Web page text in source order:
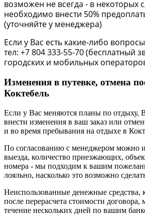
возможен не всегда - в некоторых
необходимо внести 50%
(уточняйте у менеджера)
Если у Вас есть какие-либо
тел: +7 804 333-55-70 (бесплатный
городских и мобильных
Изменения в путевке, отмена
Коктебель
Если у Вас меняются планы по отдыху,
внести изменения в ваш заказ или
и во время пребывания на отдыхе в
По согласованию с менеджером можно
выезда, количество приезжающих,
номера - мы подходим к вашим
лояльно, насколько это возможно
Неиспользованные денежные средства,
после перерасчета стоимости
течение нескольких дней по вашим